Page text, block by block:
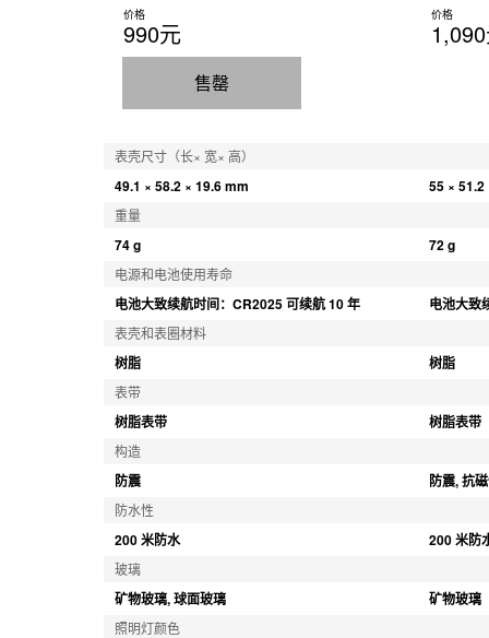
价格
990元
售罄
价格
表壳尺寸（长× 宽× 高）
49.1 × 58.2 × 19.6 mm 55 ×
重量
74 g 72 g
电源和电池使用寿命
电池大致续航时间：CR2025 可续航 10 年 电池大致
表壳和表圈材料
树脂 树脂
表带
树脂表带 树脂表带
构造
防震 防震, 抗
防水性
200 米防水 200 米防
玻璃
矿物玻璃, 球面玻璃 矿物玻璃
照明灯颜色